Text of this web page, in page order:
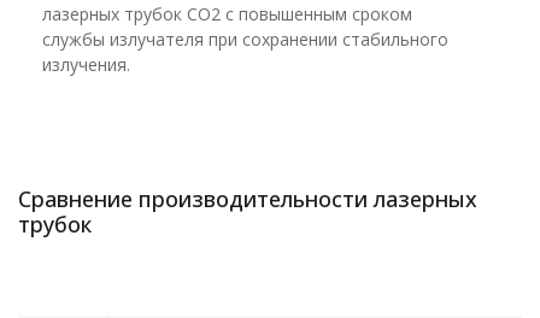
лазерных трубок CO2 с повышенным сроком
службы излучателя при сохранении стабильного
излучения.
Сравнение производительности лазерных
трубок